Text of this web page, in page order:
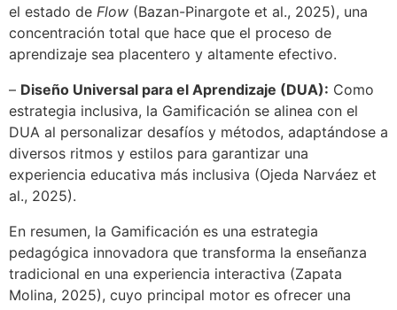
el estado de Flow (Bazan-Pinargote et al., 2025), una
concentración total que hace que el proceso de
aprendizaje sea placentero y altamente efectivo.
– Diseño Universal para el Aprendizaje (DUA): Como
estrategia inclusiva, la Gamificación se alinea con el
DUA al personalizar desafíos y métodos, adaptándose a
diversos ritmos y estilos para garantizar una
experiencia educativa más inclusiva (Ojeda Narváez et
al., 2025).
En resumen, la Gamificación es una estrategia
pedagógica innovadora que transforma la enseñanza
tradicional en una experiencia interactiva (Zapata
Molina, 2025), cuyo principal motor es ofrecer una